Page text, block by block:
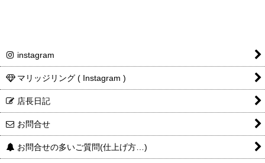
instagram
マリッジリング ( Instagram )
店長日記
お問合せ
お問合せの多いご質問(仕上げ方…)